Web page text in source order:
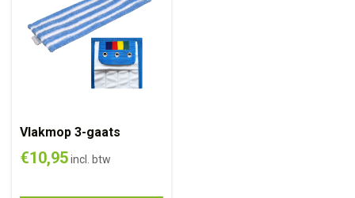
Vlakmop 3-gaats
€10,95incl. btw